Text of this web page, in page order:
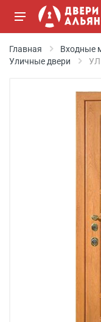
Главная
Входные
Уличные двери
УЛ